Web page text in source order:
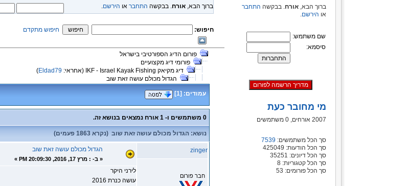
ברוך הבא, אורח. בבקשה התחבר
או הירשם.
שם משתמש:
סיסמא:
מי מחובר כעת
2007 אורחים, 0 משתמשים
סך הכל משתמשים: 7539
סך הכל הודעות: 425049
סך הכל דיונים: 35251
סך הכל קטגוריות: 8
סך הכל פורומים: 53
ברוך הבא, אורח. בבקשה התחבר או הירשם.
חיפוש: חיפוש מתקדם
פורום הדיג הספורטיבי בישראל
פורומי דיג מקצועיים
דיג מקיאק IKF - Israel Kayak Fishing
(אחראי: Eldad79
)
הגדול מכולם עושה זאת שוב
עמודים: [
1
]
0 משתמשים ו- 1 אורח נמצאים בנושא זה.
נושא: הגדול מכולם עושה זאת שוב (נקרא 1863 פעמים)
zinger
חבר פורום
הגדול מכולם עושה זאת שוב
« ב- : מרץ 17, 2016, 20:09:30 PM »
לירני היקר
עושה כנרת 2016